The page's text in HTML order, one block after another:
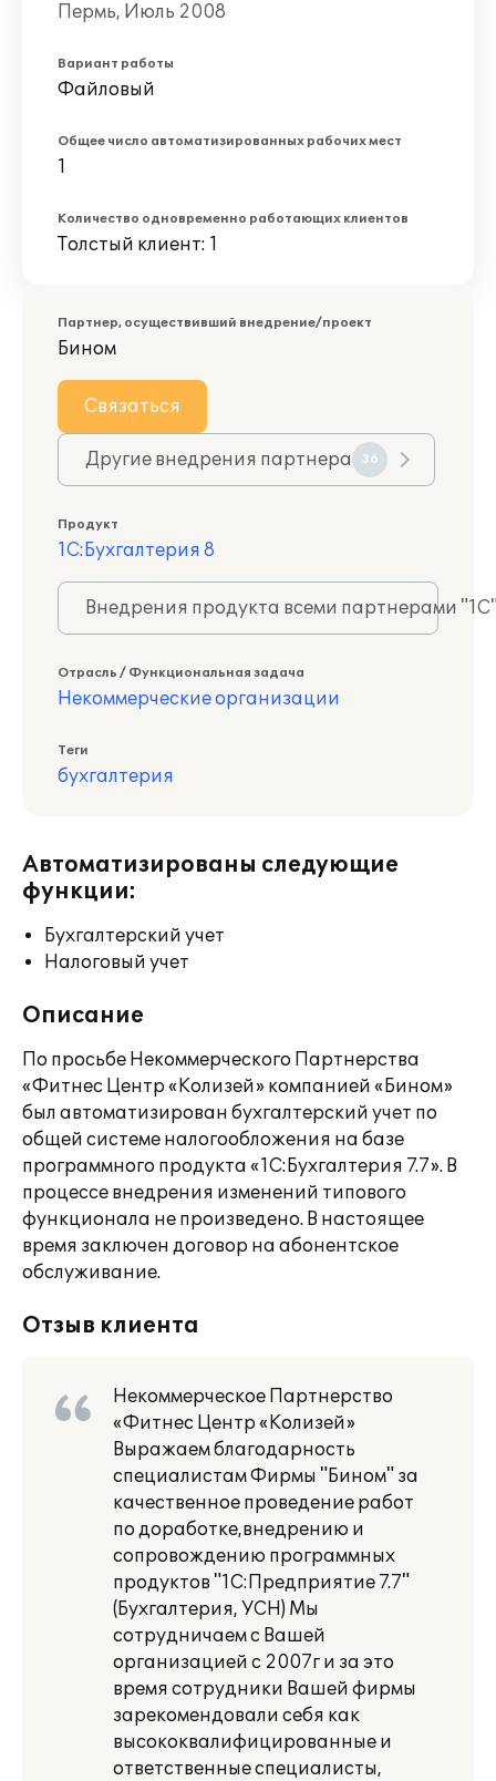
Пермь, Июль 2008
Вариант работы
Файловый
Общее число автоматизированных рабочих мест
1
Количество одновременно работающих клиентов
Толстый клиент: 1
Партнер, осуществивший внедрение/проект
Бином
Связаться
Другие внедрения партнера 36
Продукт
1С:Бухгалтерия 8
Внедрения продукта всеми партнерами
Отрасль / Функциональная задача
Некоммерческие организации
Теги
бухгалтерия
Автоматизированы следующие
функции:
Бухгалтерский учет
Налоговый учет
Описание
По просьбе Некоммерческого Партнерства
«Фитнес Центр «Колизей» компанией «Бином»
был автоматизирован бухгалтерский учет по
общей системе налогообложения на базе
программного продукта «1С:Бухгалтерия 7.7». В
процессе внедрения изменений типового
функционала не произведено. В настоящее
время заключен договор на абонентское
обслуживание.
Отзыв клиента
Некоммерческое Партнерство
«Фитнес Центр «Колизей»
Выражаем благодарность
специалистам Фирмы "Бином" за
качественное проведение работ
по доработке,внедрению и
сопровождению программных
продуктов "1С:Предприятие 7.7"
(Бухгалтерия, УСН) Мы
сотрудничаем с Вашей
организацией с 2007г и за это
время сотрудники Вашей фирмы
зарекомендовали себя как
высококвалифицированные и
ответственные специалисты,